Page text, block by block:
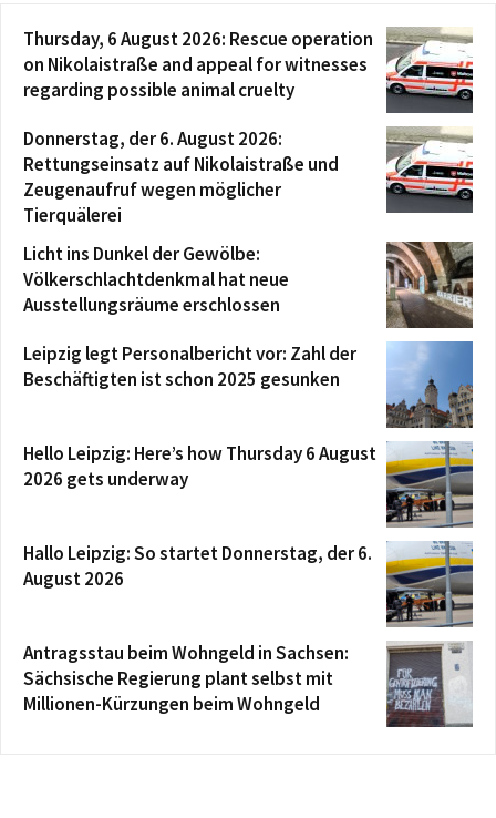
Thursday, 6 August 2026: Rescue operation
on Nikolaistraße and appeal for witnesses
regarding possible animal cruelty
Donnerstag, der 6. August 2026:
Rettungseinsatz auf Nikolaistraße und
Zeugenaufruf wegen möglicher
Tierquälerei
Licht ins Dunkel der Gewölbe:
Völkerschlachtdenkmal hat neue
Ausstellungsräume erschlossen
Leipzig legt Personalbericht vor: Zahl der
Beschäftigten ist schon 2025 gesunken
Hello Leipzig: Here’s how Thursday 6 August
2026 gets underway
Hallo Leipzig: So startet Donnerstag, der 6.
August 2026
Antragsstau beim Wohngeld in Sachsen:
Sächsische Regierung plant selbst mit
Millionen-Kürzungen beim Wohngeld